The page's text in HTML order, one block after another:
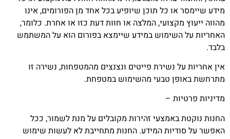
מידע שיימסר או כל תוכן שיופיע בכל אחד מן הפורומים, אינו
מהווה ייעוץ מקצועי, המלצה או חוות דעת כזו או אחרת. כלומר,
האחריות על השימוש במידע שיימצא בפורום הוא על המשתמש
בלבד.
אין אחריות על נשירת פייטים ונצנצים מהמטפחות, נשירה זו
מתרחשת באופן טבעי מהשימוש במטפחת.
מדיניות פרטיות –
החנות נוקטת באמצעי זהירות מקובלים על מנת לשמור, ככל
האפשר על סודיות המידע. החנות מתחייבת לא לעשות שימוש